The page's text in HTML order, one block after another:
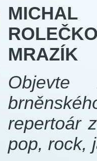
MRAZÍK
Objevte
repertoár
pop, rock,